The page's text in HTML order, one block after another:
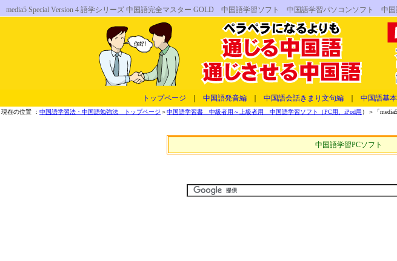
media5 Special Version 4 語学シリーズ 中国語完全マスター GOLD 中国語学習ソフト 中国語学習パソコンソフト
トップページ 中国語発音編 中国語会話きまり文句編 中国語基
現在の位置 ： 中国語学習法・中国語勉強法 トップページ ＞中国語学習書 中級者用～上級者用 中国語学習ソフト（PC用、iPod用）＞「
中国語学習PCソフト